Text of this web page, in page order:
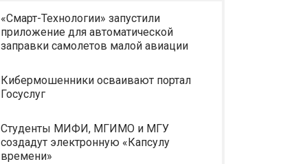
«Смарт-Технологии» запустили
приложение для автоматической
заправки самолетов малой авиации
Кибермошенники осваивают портал
Госуслуг
Студенты МИФИ, МГИМО и МГУ
создадут электронную «Капсулу
времени»